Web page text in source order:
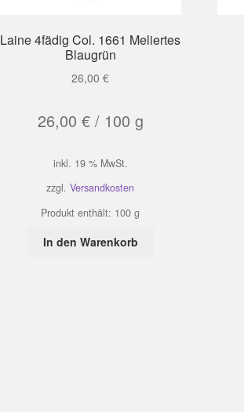
Laine 4fädig Col. 1661 Meliertes
Blaugrün
26,00€
26,00 €/ 100 g
inkl. 19 % MwSt.
zzgl.Versandkosten
Produkt enthält: 100g
In den Warenkorb